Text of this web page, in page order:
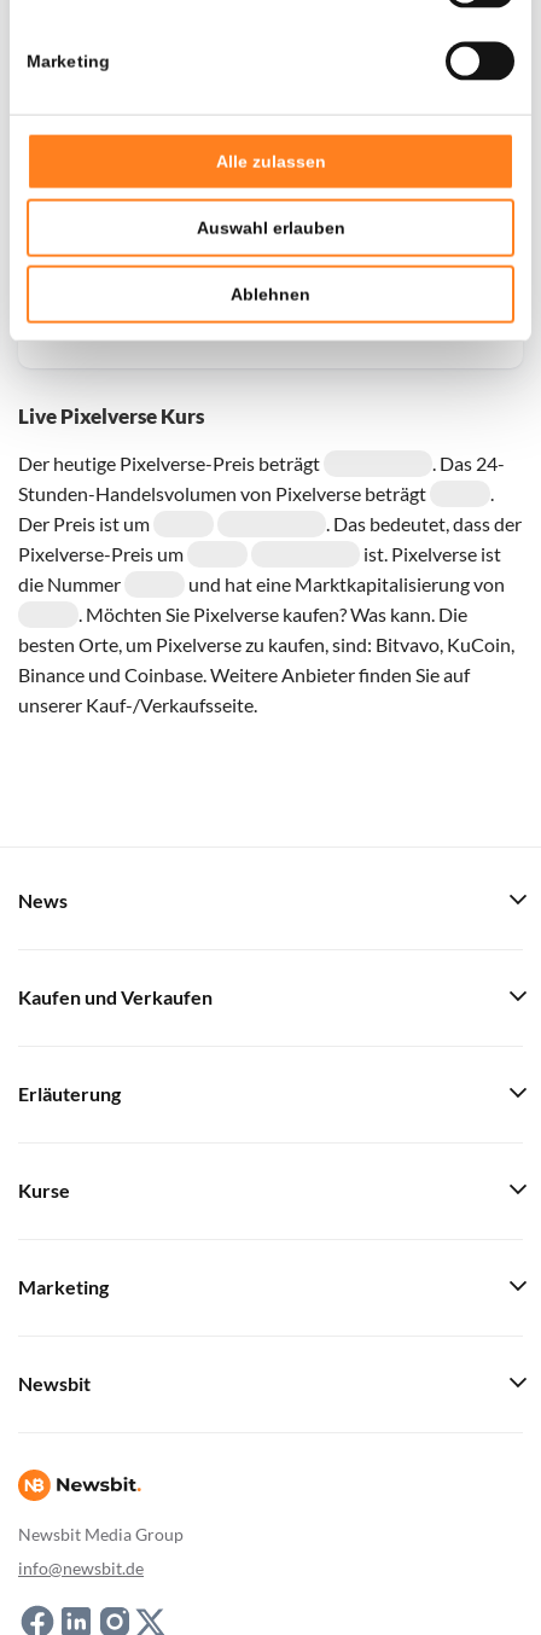
Marketing
Alle zulassen
Auswahl erlauben
Ablehnen
Live Pixelverse Kurs
Der heutige Pixelverse-Preis beträgt
. Das 24-
Stunden-Handelsvolumen von Pixelverse beträgt
.
Der Preis ist um
. Das bedeutet, dass der
Pixelverse-Preis um
ist. Pixelverse ist
die Nummer
und hat eine Marktkapitalisierung von
. Möchten Sie Pixelverse kaufen? Was kann. Die
besten Orte, um Pixelverse zu kaufen, sind: Bitvavo, KuCoin,
Binance und Coinbase. Weitere Anbieter finden Sie auf
unserer Kauf-/Verkaufsseite.
Door een fout konden er geen gegevens worden
opgehaald, probeer het later opnieuw.
Newsbit Media Group
info@newsbit.de
News
Kaufen und Verkaufen
Erläuterung
Kurse
Marketing
Newsbit